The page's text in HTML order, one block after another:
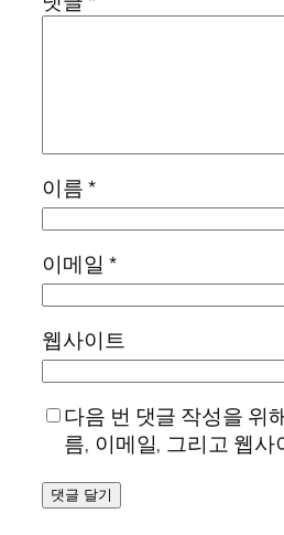
이름*
이메일 *
웹사이트
다음 번 댓글 작성을 위
름, 이메일, 그리고 웹